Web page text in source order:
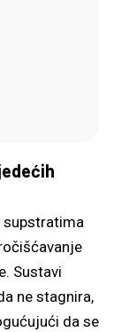
Sustavi
ne stagnira,
da se